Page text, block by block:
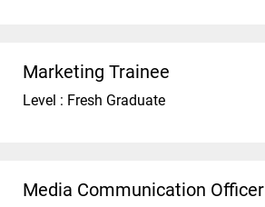
Marketing Trainee
Level : Fresh Graduate
Media Communication Officer